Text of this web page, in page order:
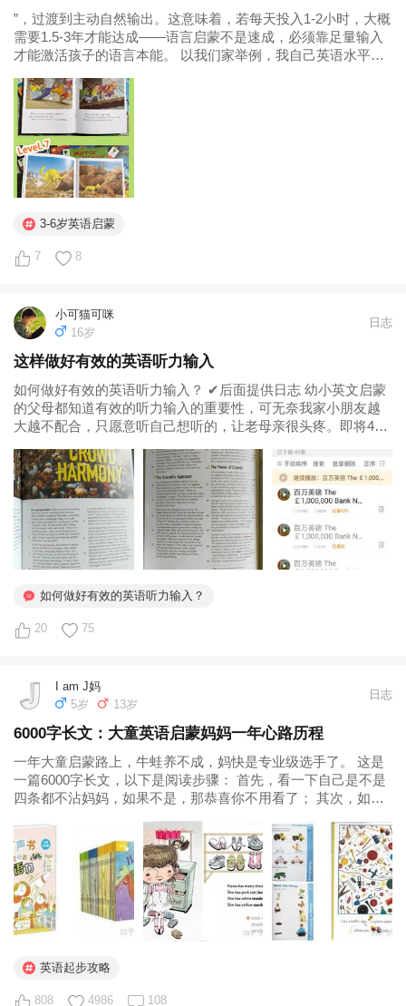
”，过渡到主动自然输出。这意味着，若每天投入1-2小时，大概
需要1.5-3年才能达成——语言启蒙不是速成，必须靠足量输入
才能激活孩子的语言本能。 以我们家举例，我自己英语水平未
——这样的我们，非要去对标每天投入2小时以上、有英语背景
加持的牛娃，不仅...
3-6岁英语启蒙
7 8
小可猫可咪
16岁
日志
这样做好有效的英语听力输入
如何做好有效的英语听力输入？ ✔后面提供日志 幼小英文启蒙
的父母都知道有效的听力输入的重要性，可无奈我家小朋友越
大越不配合，只愿意听自己想听的，让老母亲很头疼。即将4岁
后会消失，一心二用的功能。我家低幼时，一直都是边玩边
听，从来没有做过专注...
如何做好有效的英语听力输入？
20 75
I am J妈
5岁
13岁
日志
6000字长文：大童英语启蒙妈妈一年心路历程
一年大童启蒙路上，牛蛙养不成，妈快是专业级选手了。 这是
一篇6000字长文，以下是阅读步骤： 首先，看一下自己是不是
四条都不沾妈妈，如果不是，那恭喜你不用看了； 其次，如果
启蒙，学英语都是十年漫漫路，一起加油！ 今天是两娃启蒙一
周年的日子...
英语起步攻略
808 4986 108